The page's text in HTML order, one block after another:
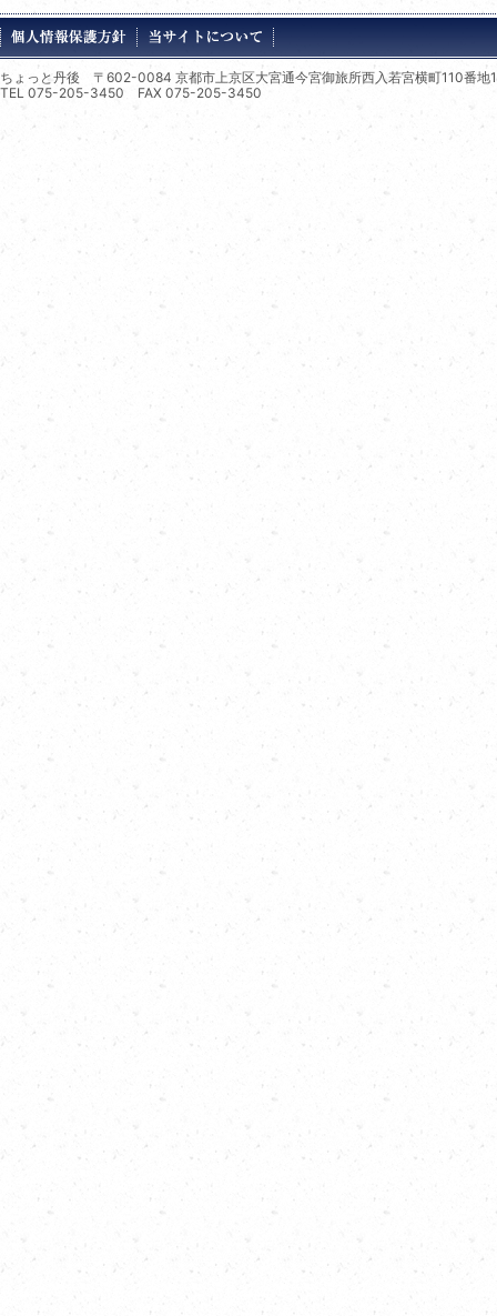
ちょっと丹後 〒602-0084 京都市上京区大宮通今宮御旅所西入若宮横町110番地1
TEL 075-205-3450 FAX 075-205-3450